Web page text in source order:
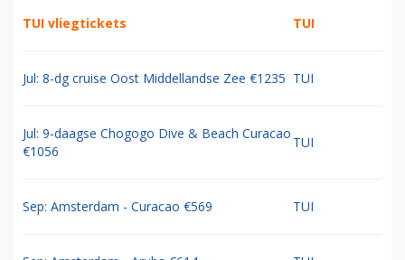
TUI vliegtickets TUI
Jul: 8-dg cruise Oost Middellandse Zee €1235 TUI
Jul: 9-daagse Chogogo Dive & Beach Curacao
€1056
TUI
Sep: Amsterdam - Curacao €569 TUI